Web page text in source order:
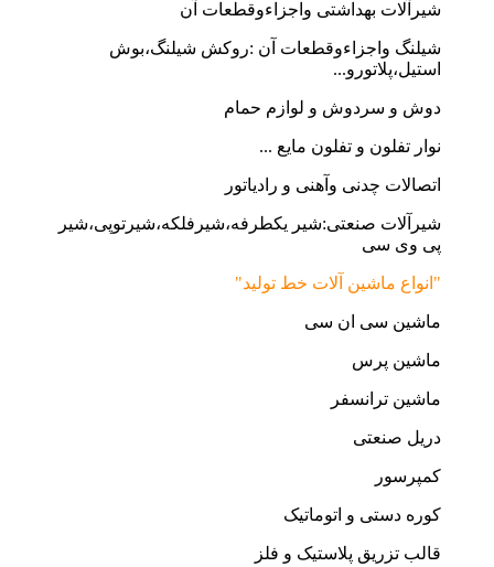
شیرآلات بهداشتی واجزاءوقطعات آن
شیلنگ واجزاءوقطعات آن :روکش شیلنگ،بوش
استیل،پلاتورو...
دوش و سردوش و لوازم حمام
نوار تفلون و تفلون مایع ...
اتصالات چدنی وآهنی و رادیاتور
شیرآلات صنعتی:شیر یکطرفه،شیرفلکه،شیرتوپی،شیر
پی وی سی
"انواع ماشین آلات خط تولید"
ماشین سی ان سی
ماشین پرس
ماشین ترانسفر
دریل صنعتی
کمپرسور
کوره دستی و اتوماتیک
قالب تزریق پلاستیک و فلز